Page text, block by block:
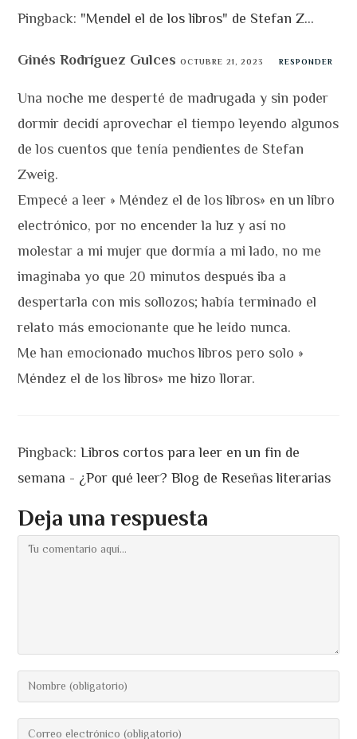
Pingback: "Mendel el de los libros" de Stefan Z...
Ginés Rodríguez GulcesOCTUBRE 21, 2023 RESPONDER
Una noche me desperté de madrugada y sin poder
dormir decidí aprovechar el tiempo leyendo algunos
de los cuentos que tenía pendientes de Stefan
Zweig.
Empecé a leer » Méndez el de los libros» en un libro
electrónico, por no encender la luz y así no
molestar a mi mujer que dormía a mi lado, no me
imaginaba yo que 20 minutos después iba a
despertarla con mis sollozos; había terminado el
relato más emocionante que he leído nunca.
Me han emocionado muchos libros pero solo »
Méndez el de los libros» me hizo llorar.
Pingback:Libros cortos para leer en un fin de
semana - ¿Por qué leer? Blog de Reseñas literarias
Deja una respuesta
Comentario
Introduce
tu
nombre
Introduce